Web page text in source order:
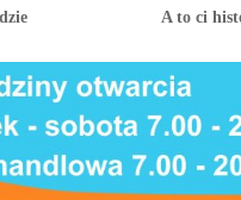
A to ci